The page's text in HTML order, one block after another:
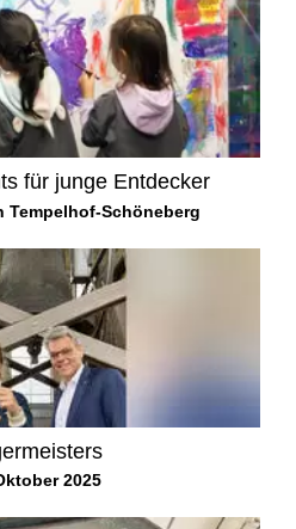
für junge Entdecker
Tempelhof-Schöneberg
2025